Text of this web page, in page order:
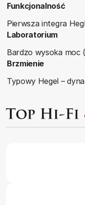
Funkcjonalność
Pierwsza integra
Laboratorium
Bardzo wysoka moc
Brzmienie
Typowy Hegel –